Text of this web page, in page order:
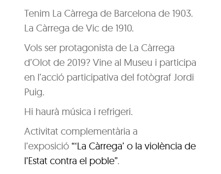
Tenim La Càrrega de Barcelona de 1903.
La Càrrega de Vic de 1910.
Vols ser protagonista de La Càrrega
d’Olot de 2019? Vine al Museu i participa
en l’acció participativa del fotògraf Jordi
Puig.
Hi haurà música i refrigeri.
Activitat complementària a
l’exposició“‘La Càrrega’ o la violència de
l’Estat contra el poble”.